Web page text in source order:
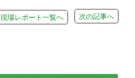
次の記事へ
現場レポート一覧へ